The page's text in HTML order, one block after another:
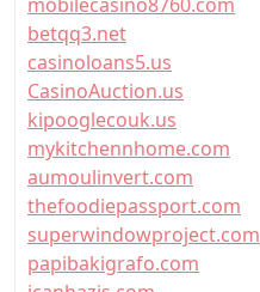
betqq3.net
casinoloans5.us
CasinoAuction.us
kipooglecouk.us
mykitchennhome.com
aumoulinvert.com
thefoodiepassport.com
superwindowproject.com
papibakigrafo.com